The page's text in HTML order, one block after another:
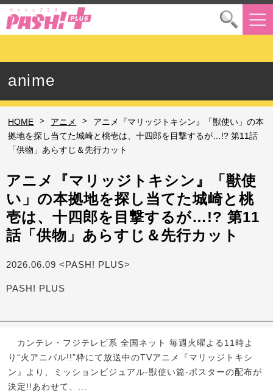
anime
HOME > アニメ >
アニメ『マリッジトキシン』「獣使い」の本
拠地を探し当てた城崎と桃壱は、十四郎を目撃するが…!? 第11話
「供物」あらすじ＆先行カット
アニメ『マリッジトキシン』「獣使
い」の本拠地を探し当てた城崎と桃
壱は、十四郎を目撃するが…!? 第11
話「供物」あらすじ＆先行カット
2026.06.09 <PASH! PLUS>
PASH! PLUS
カンテレ・フジテレビ系 全国ネット 毎週火曜よる11時よ
り“火アニバル!!”枠にて放送中のTVアニメ『マリッジトキシ
ン』より、ミッションビジュアル-獣使い篇-ポスターの配布が
決定!!あわせて、...